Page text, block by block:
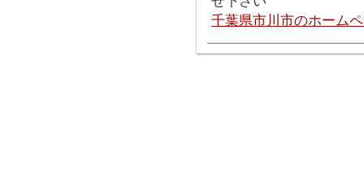
千葉県市川市のホーム